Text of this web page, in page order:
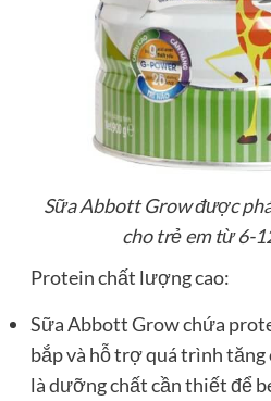
Sữa Abbott Grow được
cho trẻ em từ 6-
Protein chất lượng cao:
Sữa Abbott Grow chứa
bắp và hỗ trợ quá trình
là dưỡng chất cần thiết để